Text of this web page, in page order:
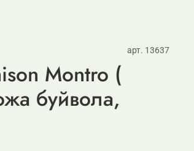
арт. 13637
Montro (
буйвола,